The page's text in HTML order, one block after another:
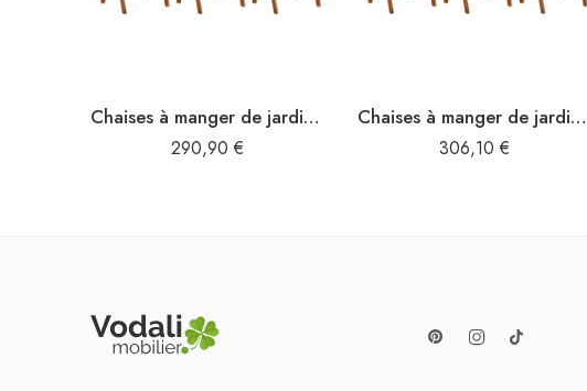
Chaises à manger de jardin avec coussins lot de 3 Acacia massif
290,90 €
Chaises à manger de jardin avec coussins lot de 3 Acacia massif
306,10 €